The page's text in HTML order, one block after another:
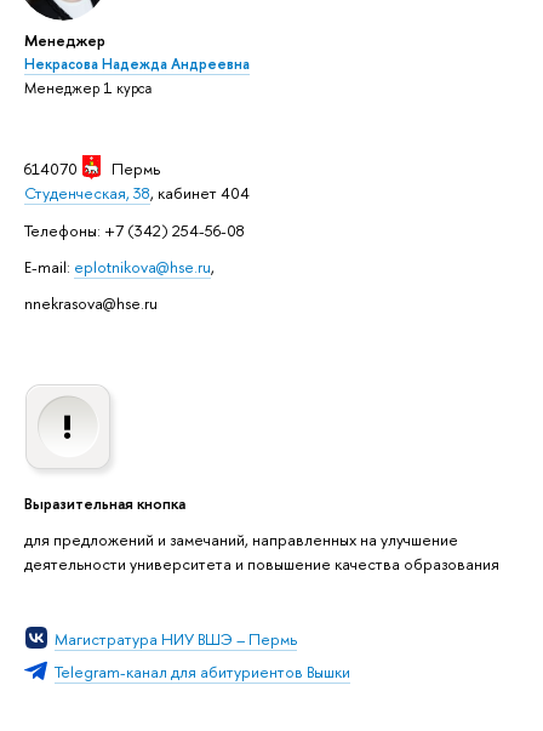
Менеджер
Некрасова Надежда Андреевна
Менеджер 1 курса
614070
Пермь
Студенческая, 38, кабинет 404
Телефоны: +7 (342) 254-56-08
E-mail: eplotnikova@hse.ru,
nnekrasova@hse.ru
Выразительная кнопка
для предложений и замечаний, направленных на улучшение
деятельности университета и повышение качества образования
Магистратура НИУ ВШЭ – Пермь
Telegram-канал для абитуриентов Вышки